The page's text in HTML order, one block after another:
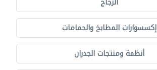
إكسسوارات المطابخ والحمامات
أنظمة ومنتجات الجدران